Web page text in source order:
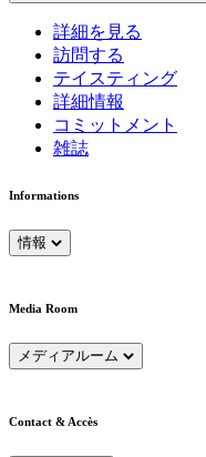
詳細を見る
訪問する
テイスティング
詳細情報
コミットメント
雑誌
Informations
情報
Media Room
メディアルーム
Contact & Accès